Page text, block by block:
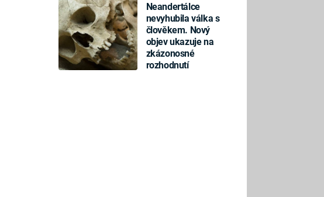
Neandertálce
nevyhubila válka s
člověkem. Nový
objev ukazuje na
zkázonosné
rozhodnutí